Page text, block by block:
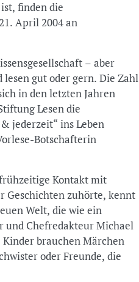
finden die
April 2004 an
– aber
gut oder gern. Die Zahl
in den letzten Jahren
Lesen die
jederzeit“ ins Leben
Botschafterin
Kontakt mit
Geschichten zuhörte, kennt
Welt, die wie ein
und Chefredakteur Michael
brauchen Märchen
oder Freunde, die